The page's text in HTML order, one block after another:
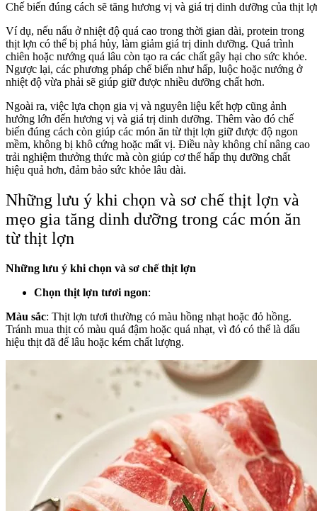
Chế biến đúng cách sẽ tăng hương vị và giá trị dinh dưỡng của thịt
Ví dụ, nếu nấu ở nhiệt độ quá cao trong thời gian dài, protein trong
thịt lợn có thể bị phá hủy, làm giảm giá trị dinh dưỡng. Quá trình
chiên hoặc nướng quá lâu còn tạo ra các chất gây hại cho sức khỏe.
Ngược lại, các phương pháp chế biến như hấp, luộc hoặc nướng ở
nhiệt độ vừa phải sẽ giúp giữ được nhiều dưỡng chất hơn.
Ngoài ra, việc lựa chọn gia vị và nguyên liệu kết hợp cũng ảnh
hưởng lớn đến hương vị và giá trị dinh dưỡng. Thêm vào đó chế
biến đúng cách còn giúp các món ăn từ thịt lợn giữ được độ ngon
mềm, không bị khô cứng hoặc mất vị. Điều này không chỉ nâng cao
trải nghiệm thưởng thức mà còn giúp cơ thể hấp thụ dưỡng chất
hiệu quả hơn, đảm bảo sức khỏe lâu dài.
Những lưu ý khi chọn và sơ chế thịt lợn và
mẹo gia tăng dinh dưỡng trong các món ăn
từ thịt lợn
Những lưu ý khi chọn và sơ chế thịt lợn
Chọn thịt lợn tươi ngon:
Màu sắc: Thịt lợn tươi thường có màu hồng nhạt hoặc đỏ hồng.
Tránh mua thịt có màu quá đậm hoặc quá nhạt, vì đó có thể là dấu
hiệu thịt đã để lâu hoặc kém chất lượng.